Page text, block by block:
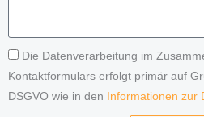
Die Datenverarbeitung im
Kontaktformulars erfolgt primär auf
DSGVO wie in den
Informationen zur